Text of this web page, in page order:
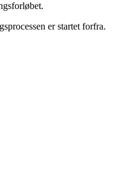
er startet forfra.